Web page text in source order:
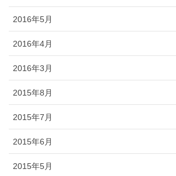
2016年5月
2016年4月
2016年3月
2015年8月
2015年7月
2015年6月
2015年5月